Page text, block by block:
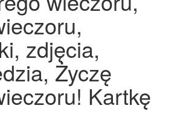
zdjęcia,
Życzę
Kartkę